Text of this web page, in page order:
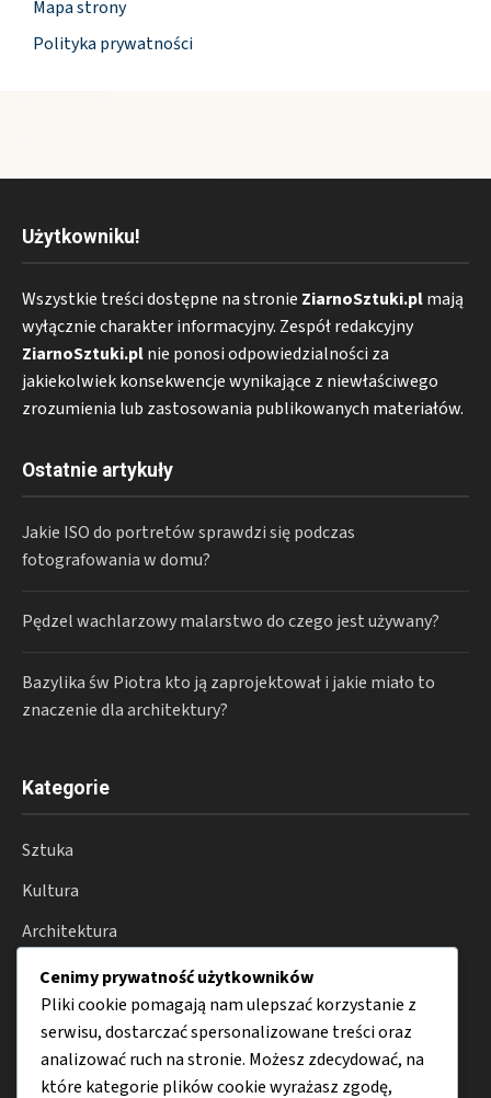
Mapa strony
Polityka prywatności
Użytkowniku!
Wszystkie treści dostępne na stronie ZiarnoSztuki.plmają
wyłącznie charakter informacyjny. Zespół redakcyjny
ZiarnoSztuki.plnie ponosi odpowiedzialności za
jakiekolwiek konsekwencje wynikające z niewłaściwego
zrozumienia lub zastosowania publikowanych materiałów.
Ostatnie artykuły
Jakie ISO do portretów sprawdzi się podczas
fotografowania w domu?
Pędzel wachlarzowy malarstwo do czego jest używany?
Bazylika św Piotra kto ją zaprojektował i jakie miało to
znaczenie dla architektury?
Kategorie
Sztuka
Kultura
Architektura
Fotografia
Moda
Porady
Cenimy prywatność użytkowników
Pliki cookie pomagają nam ulepszać korzystanie z
serwisu, dostarczać spersonalizowane treści oraz
analizować ruch na stronie. Możesz zdecydować, na
które kategorie plików cookie wyrażasz zgodę,